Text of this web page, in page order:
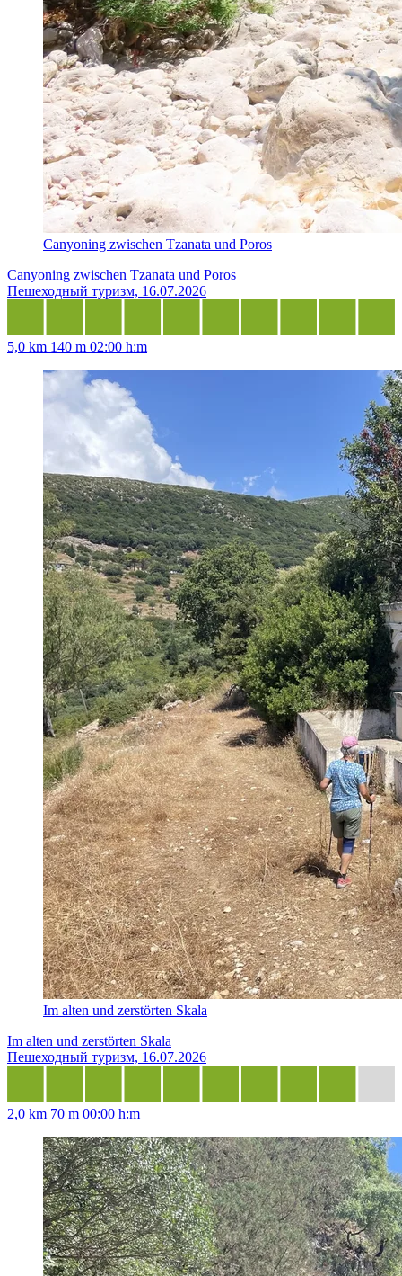
Canyoning zwischen Tzanata und Poros
Canyoning zwischen Tzanata und Poros
Пешеходный туризм, 16.07.2026
5,0 km 140 m 02:00 h:m
Im alten und zerstörten Skala
Im alten und zerstörten Skala
Пешеходный туризм, 16.07.2026
2,0 km 70 m 00:00 h:m